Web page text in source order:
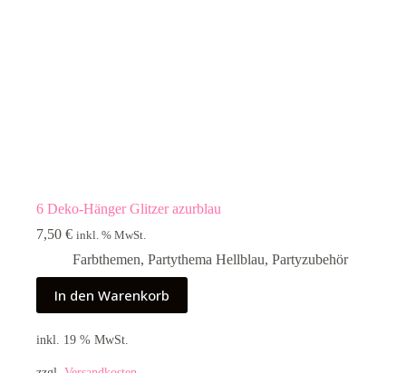
6 Deko-Hänger Glitzer azurblau
7,50 € inkl. % MwSt.
Farbthemen, Partythema Hellblau, Partyzubehör
In den Warenkorb
inkl. 19 % MwSt.